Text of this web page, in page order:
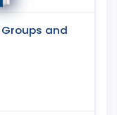
and